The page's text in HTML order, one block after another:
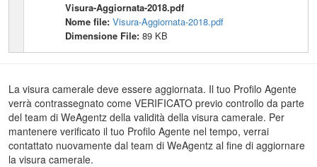
Visura-Aggiornata-2018.pdf
Nome file: Visura-Aggiornata-2018.pdf
Dimensione File: 89 KB
La visura camerale deve essere aggiornata. Il tuo Profilo Agente
verrà contrassegnato come VERIFICATO previo controllo da parte
del team di WeAgentz della validità della visura camerale. Per
mantenere verificato il tuo Profilo Agente nel tempo, verrai
contattato nuovamente dal team di WeAgentz al fine di aggiornare
la visura camerale.